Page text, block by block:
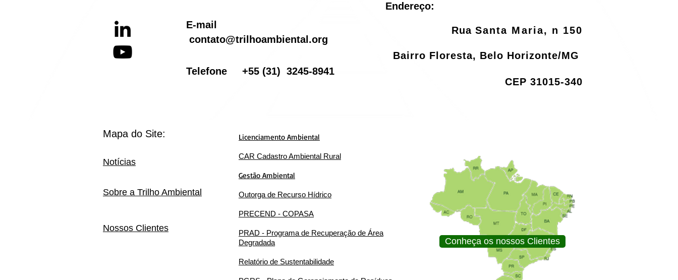
E-mail
contato@trilhoambiental.org
Telefone +55 (31) 3245-8941
Endereço:
RuaSanta Maria, n 150
Bairro Floresta, Belo Horizonte/MG
CEP 31015-340
Sobre a Trilho Ambiental
Notícias
Nossos Clientes
Mapa do Site: Licenciamento Ambiental
CAR Cadastro Ambiental Rural
Gestão Ambiental
Outorga de Recurso Hídrico
PRECEND - COPASA
PRAD - Programa de Recuperação de Área
Degradada
Relatório de Sustentabilidade
Conheça os nossos Clientes